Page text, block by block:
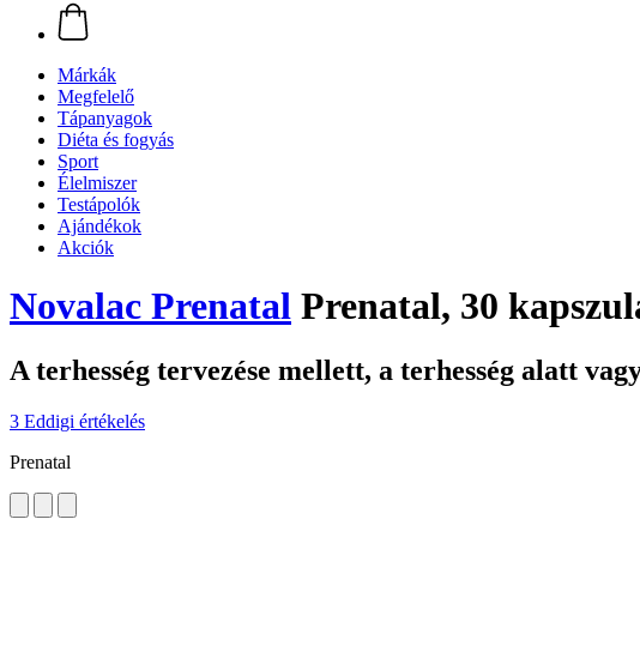
Márkák
Megfelelő
Tápanyagok
Diéta és fogyás
Sport
Élelmiszer
Testápolók
Ajándékok
Akciók
Novalac Prenatal Prenatal, 30
A terhesség tervezése mellett, a terhesség alatt
3 Eddigi értékelés
Prenatal